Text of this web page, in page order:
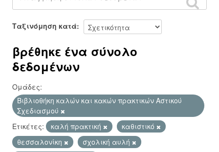
Σχετικά
Ταξινόμηση κατά
βρέθηκε ένα σύνολο
δεδομένων
Ομάδες:
Βιβλιοθήκη καλών και κακών πρακτικών Αστικού
Σχεδιασμού
Ετικέτες:
καλή πρακτική
καθιστικό
θεσσαλονίκη
σχολική αυλή